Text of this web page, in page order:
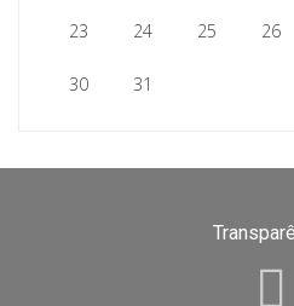
23 24 25 26
30 31